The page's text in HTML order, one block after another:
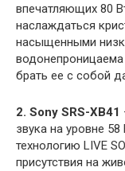
впечатляющих 80
наслаждаться
насыщенными
водонепроницаема
брать ее с собой
2. Sony SRS-XB41
звука на уровне
технологию LIVE
присутствия на